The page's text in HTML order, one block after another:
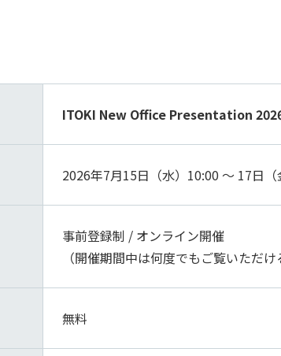
ITOKI New Office Presentation
2026年7月15日（水）10:00 ～ 17日（
事前登録制 / オンライン開催
（開催期間中は何度でもご覧いただ
無料